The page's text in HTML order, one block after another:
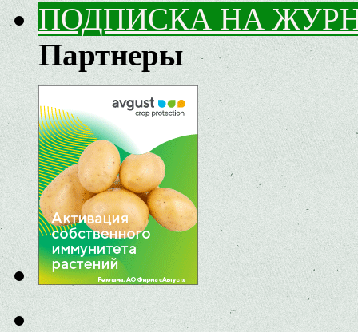
ПОДПИСКА НА
Партнеры